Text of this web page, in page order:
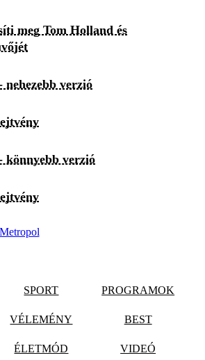
meg Tom Holland és
nehezebb verzió
könnyebb verzió
SPORT PROGRAMOK
VÉLEMÉNY BEST
ÉLETMÓD VIDEÓ